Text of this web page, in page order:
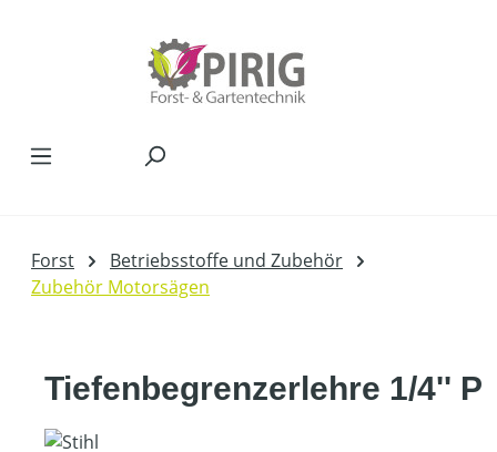
Forst
Betriebsstoffe und Zubehör
Zubehör Motorsägen
Tiefenbegrenzerlehre 1/4'' P